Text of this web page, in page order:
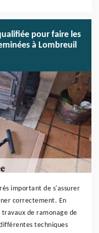
pour faire les
à Lombreuil
important de s'assurer
correctement. En
de ramonage de
techniques